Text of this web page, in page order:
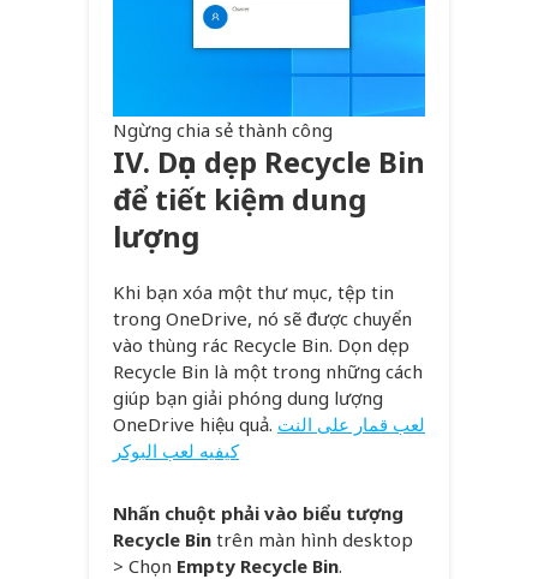
Ngừng chia sẻ thành công
IV. Dọn dẹp Recycle Bin
để tiết kiệm dung
lượng
Khi bạn xóa một thư mục, tệp tin
trong OneDrive, nó sẽ được chuyển
vào thùng rác Recycle Bin. Dọn dẹp
Recycle Bin là một trong những cách
giúp bạn giải phóng dung lượng
OneDrive hiệu quả. لعب قمار على النت
كيفيه لعب البوكر
Nhấn chuột phải vào biểu tượng
Recycle Bin trên màn hình desktop
> Chọn Empty Recycle Bin.